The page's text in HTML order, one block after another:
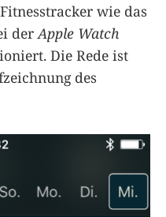
wie das
der Apple Watch
Die Rede ist
des